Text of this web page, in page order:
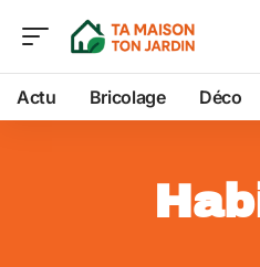
Actu Bricolage Déco